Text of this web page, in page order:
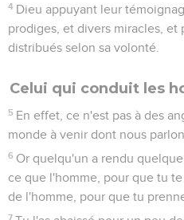
4 Dieu appuyant leur
prodiges, et divers miracles, et
distribués selon sa volonté.
Celui qui conduit les
5 En effet, ce n'est pas à des
monde à venir dont nous
6 Or quelqu'un a rendu
ce que l'homme, pour que tu
de l'homme, pour que tu
7